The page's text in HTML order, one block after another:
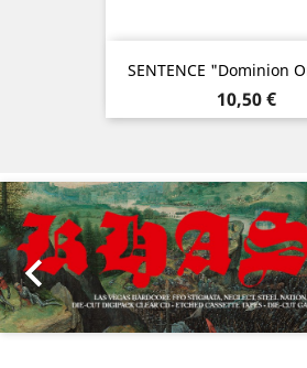
SENTENCE "Dominion
Prix
10,50 €

Précédent